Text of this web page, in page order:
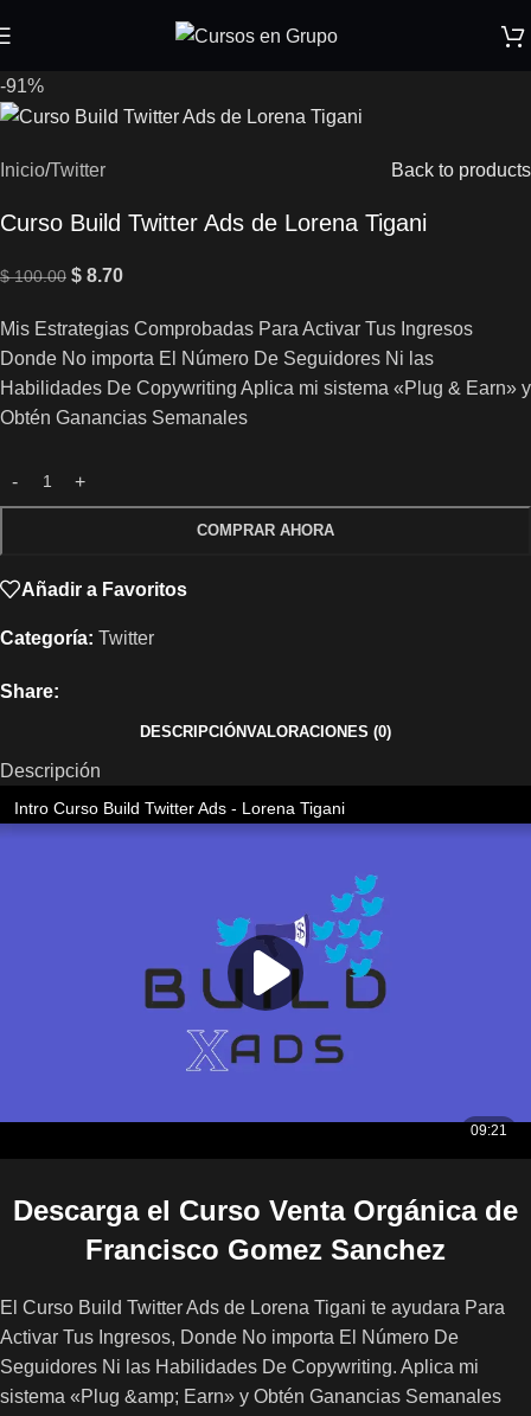
-91%
Inicio/Twitter Back to products
Curso Build Twitter Ads de Lorena Tigani
$100.00 $ 8.70
Mis Estrategias Comprobadas Para Activar Tus Ingresos
Donde No importa El Número De Seguidores Ni las
Habilidades De Copywriting Aplica mi sistema «Plug & Earn» y
Obtén Ganancias Semanales
COMPRAR AHORA
Añadir a Favoritos
Categoría: Twitter
Share:
DESCRIPCIÓNVALORACIONES (0)
Descripción
Descarga el Curso Venta Orgánica de
Francisco Gomez Sanchez
El Curso Build Twitter Ads de Lorena Tigani te ayudara Para
Activar Tus Ingresos, Donde No importa El Número De
Seguidores Ni las Habilidades De Copywriting. Aplica mi
sistema «Plug &amp; Earn» y Obtén Ganancias Semanales